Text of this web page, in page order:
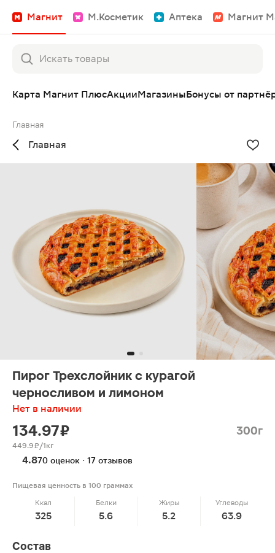
Магнит М.Косметик Аптека Магнит
Карта Магнит ПлюсАкцииМагазиныБонусы от
Главная
Главная
Пирог Трехслойник с курагой
черносливом и лимоном
Нет в наличии
134.97 ₽ 300г
449.9 ₽/1кг
4.870 оценок · 17 отзывов
Пищевая ценность в 100 граммах
Ккал
325
Белки
5.6
Жиры
5.2
Углеводы
63.9
Состав